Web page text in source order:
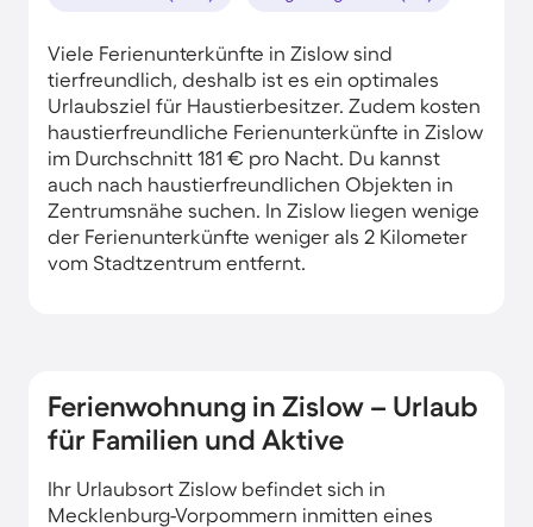
Viele Ferienunterkünfte in Zislow sind
tierfreundlich, deshalb ist es ein optimales
Urlaubsziel für Haustierbesitzer. Zudem kosten
haustierfreundliche Ferienunterkünfte in Zislow
im Durchschnitt 181 € pro Nacht. Du kannst
auch nach haustierfreundlichen Objekten in
Zentrumsnähe suchen. In Zislow liegen wenige
der Ferienunterkünfte weniger als 2 Kilometer
vom Stadtzentrum entfernt.
Ferienwohnung in Zislow – Urlaub
für Familien und Aktive
Ihr Urlaubsort Zislow befindet sich in
Mecklenburg-Vorpommern inmitten eines